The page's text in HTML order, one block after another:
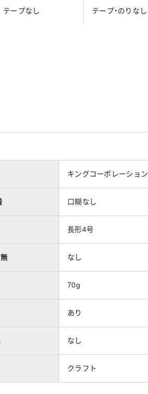
テープなし テープ・のりなし
キングコーポレーション
口糊なし
長形4号
なし
70g
あり
なし
クラフト